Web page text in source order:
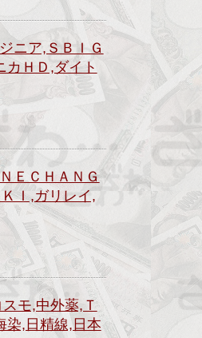
ニア,ＳＢＩＧ
カＨＤ,ダイト
ＥＣＨＡＮＧ
Ｉ,ガリレイ,
モ,中外薬,Ｔ
染,日精線,日本